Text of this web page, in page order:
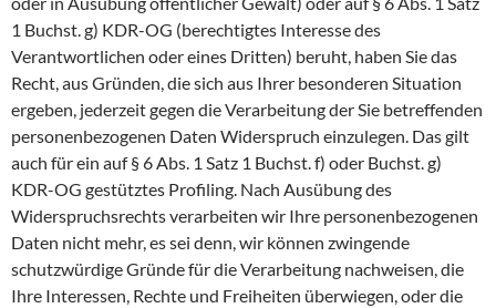
1 Buchst. g) KDR-OG (berechtigtes Interesse des
Verantwortlichen oder eines Dritten) beruht, haben Sie das
Recht, aus Gründen, die sich aus Ihrer besonderen Situation
ergeben, jederzeit gegen die Verarbeitung der Sie betreffenden
personenbezogenen Daten Widerspruch einzulegen. Das gilt
auch für ein auf § 6 Abs. 1 Satz 1 Buchst. f) oder Buchst. g)
KDR-OG gestütztes Profiling. Nach Ausübung des
Widerspruchsrechts verarbeiten wir Ihre personenbezogenen
Daten nicht mehr, es sei denn, wir können zwingende
schutzwürdige Gründe für die Verarbeitung nachweisen, die
Ihre Interessen, Rechte und Freiheiten überwiegen, oder die